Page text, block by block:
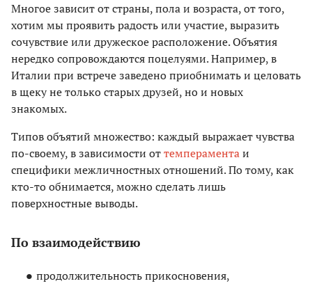
Многое зависит от страны, пола и возраста, от того,
хотим мы проявить радость или участие, выразить
сочувствие или дружеское расположение. Объятия
нередко сопровождаются поцелуями. Например, в
Италии при встрече заведено приобнимать и целовать
в щеку не только старых друзей, но и новых
знакомых.
Типов объятий множество: каждый выражает чувства
по-своему, в зависимости оттемпераментаи
специфики межличностных отношений. По тому, как
кто-то обнимается, можно сделать лишь
поверхностные выводы.
По взаимодействию
продолжительность прикосновения,